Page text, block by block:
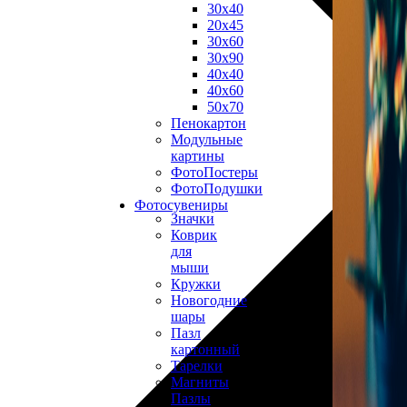
30х40
20х45
30х60
30х90
40х40
40х60
50х70
Пенокартон
Модульные
картины
ФотоПостеры
ФотоПодушки
Фотоcувениры
Значки
Коврик
для
мыши
Кружки
Новогодние
шары
Пазл
картонный
Тарелки
Магниты
Пазлы